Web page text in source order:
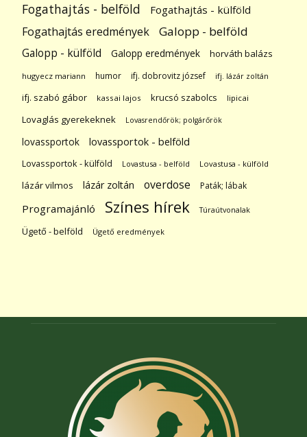
Fogathajtás - belföld Fogathajtás - külföld
Fogathajtás eredmények Galopp - belföld
Galopp - külföld Galopp eredmények horváth balázs
hugyecz mariann humor ifj. dobrovitz józsef ifj. lázár zoltán
ifj. szabó gábor kassai lajos krucsó szabolcs lipicai
Lovaglás gyerekeknek Lovasrendőrök; polgárőrök
lovassportok lovassportok - belföld
Lovassportok - külföld Lovastusa - belföld Lovastusa - külföld
lázár vilmos lázár zoltán overdose Paták; lábak
Programajánló Színes hírek Túraútvonalak
Ügető - belföld Ügető eredmények